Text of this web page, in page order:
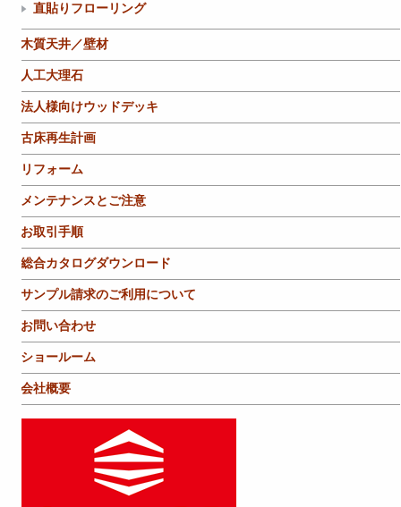
直貼りフローリング
木質天井／壁材
人工大理石
法人様向けウッドデッキ
古床再生計画
リフォーム
メンテナンスとご注意
お取引手順
総合カタログダウンロード
サンプル請求のご利用について
お問い合わせ
ショールーム
会社概要